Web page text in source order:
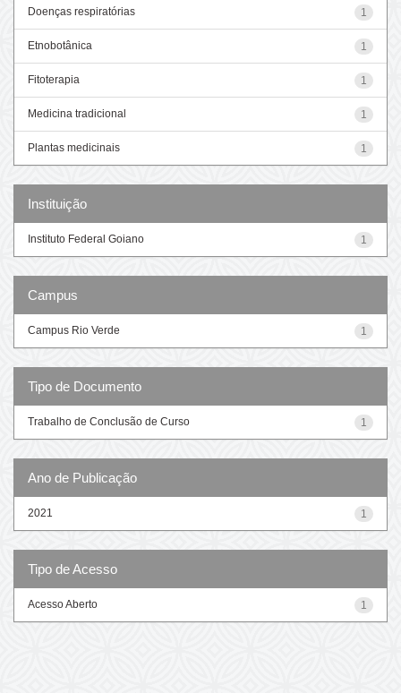
1
Doenças respiratórias
1
Etnobotânica
1
Fitoterapia
1
Medicina tradicional
1
Plantas medicinais
Instituição
1
Instituto Federal Goiano
Campus
1
Campus Rio Verde
Tipo de Documento
1
Trabalho de Conclusão de Curso
Ano de Publicação
1
2021
Tipo de Acesso
1
Acesso Aberto